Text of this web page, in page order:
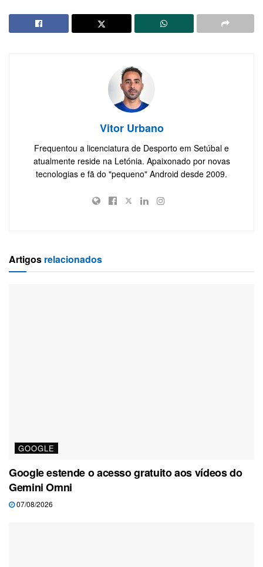
Vitor Urbano
Frequentou a licenciatura de Desporto em Setúbal e
atualmente reside na Letónia. Apaixonado por novas
tecnologias e fã do "pequeno" Android desde 2009.
Artigos relacionados
GOOGLE
Google estende o acesso gratuito aos vídeos do
Gemini Omni
07/08/2026